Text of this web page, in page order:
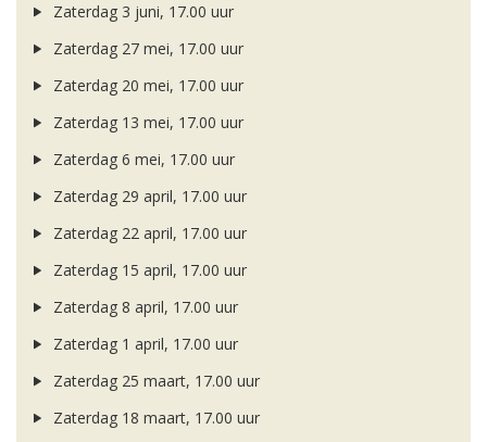
Zaterdag 3 juni, 17.00 uur
Zaterdag 27 mei, 17.00 uur
Zaterdag 20 mei, 17.00 uur
Zaterdag 13 mei, 17.00 uur
Zaterdag 6 mei, 17.00 uur
Zaterdag 29 april, 17.00 uur
Zaterdag 22 april, 17.00 uur
Zaterdag 15 april, 17.00 uur
Zaterdag 8 april, 17.00 uur
Zaterdag 1 april, 17.00 uur
Zaterdag 25 maart, 17.00 uur
Zaterdag 18 maart, 17.00 uur